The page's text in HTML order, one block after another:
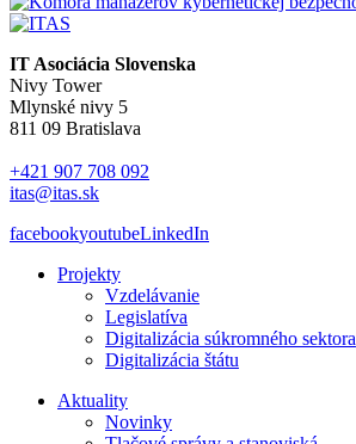
IT Asociácia Slovenska
Nivy Tower
Mlynské nivy 5
811 09 Bratislava
+421 907 708 092
itas@itas.sk
facebookyoutubeLinkedIn
Projekty
Vzdelávanie
Legislatíva
Digitalizácia súkromného sektora
Digitalizácia štátu
Aktuality
Novinky